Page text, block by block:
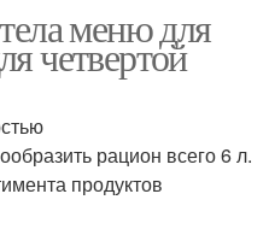
меню для
четвертой
рацион всего 6 л.
продуктов